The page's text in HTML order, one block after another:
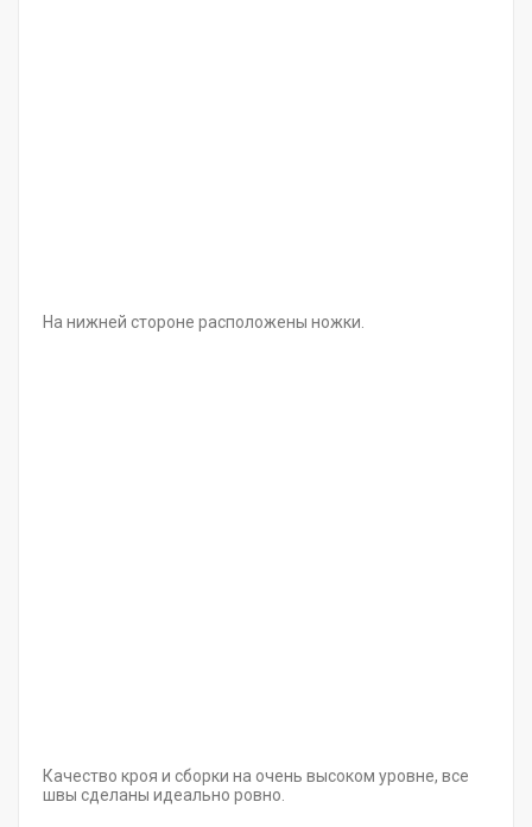
На нижней стороне расположены ножки.
Качество кроя и сборки на очень высоком уровне, все
швы сделаны идеально ровно.